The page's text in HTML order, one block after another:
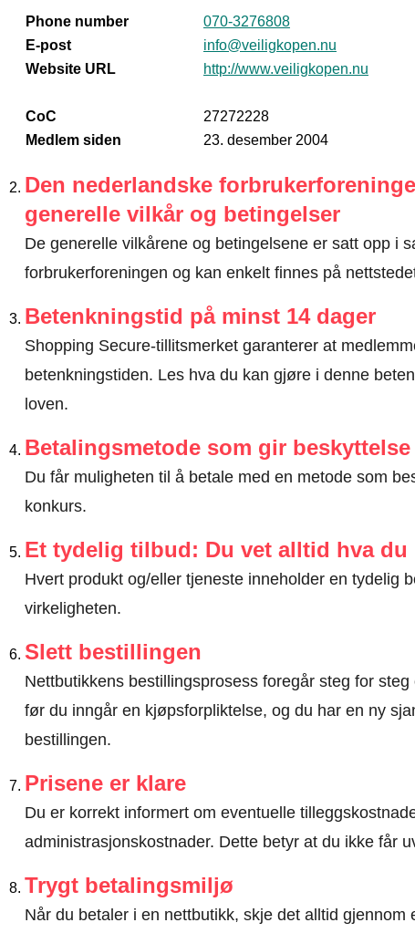
Phone number
070-3276808
E-post
info@veiligkopen.nu
Website URL
http://www.veiligkopen.nu
CoC
27272228
Medlem siden
23. desember 2004
Den nederlandske
generelle vilkår og betingelser
De generelle vilkårene og betingelsene er satt opp i
forbrukerforeningen og kan enkelt finnes på
Betenkningstid på minst 14 dager
Shopping Secure-tillitsmerket garanterer at
betenkningstiden. Les hva du kan gjøre i denne
loven.
Betalingsmetode som gir beskyttelse
Du får muligheten til å betale med en metode som
konkurs.
Et tydelig tilbud: Du vet alltid hva du
Hvert produkt og/eller tjeneste inneholder en tydelig
virkeligheten.
Slett bestillingen
Nettbutikkens bestillingsprosess foregår steg for
før du inngår en kjøpsforpliktelse, og du har en ny
bestillingen.
Prisene er klare
Du er korrekt informert om eventuelle
administrasjonskostnader. Dette betyr at du ikke får
Trygt betalingsmiljø
Når du betaler i en nettbutikk, skje det alltid